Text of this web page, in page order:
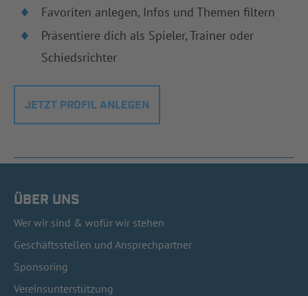
Favoriten anlegen, Infos und Themen filtern
Präsentiere dich als Spieler, Trainer oder
Schiedsrichter
JETZT PROFIL ANLEGEN
ÜBER UNS
Wer wir sind & wofür wir stehen
Geschäftsstellen und Ansprechpartner
Sponsoring
Vereinsunterstützung